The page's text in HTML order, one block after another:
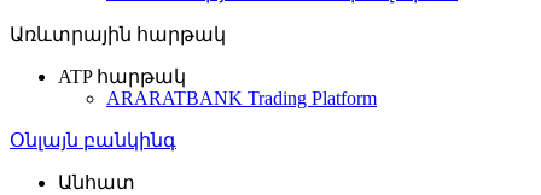
Առևտրային հարթակ
ATP հարթակ
ARARATBANK Trading Platform
Օնլայն բանկինգ
Անհատ